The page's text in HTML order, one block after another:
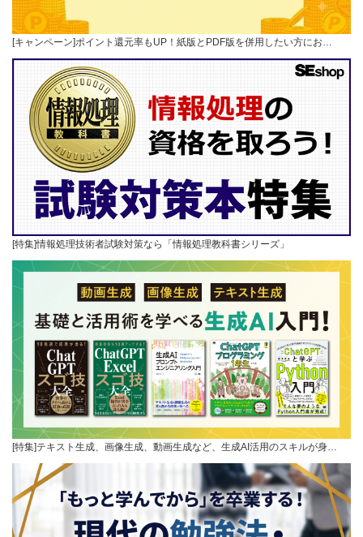
[キャンペーン]ポイント還元率もUP！紙版とPDF版を併用したい方にお…
[特集]情報処理技術者試験対策なら「情報処理教科書シリーズ」
[特集]テキスト生成、画像生成、動画生成など、生成AI活用のスキルが身…